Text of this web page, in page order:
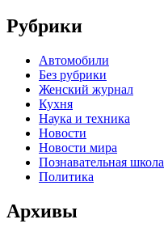
Рубрики
Автомобили
Без рубрики
Женский журнал
Кухня
Наука и техника
Новости
Новости мира
Познавательная школа
Политика
Архивы